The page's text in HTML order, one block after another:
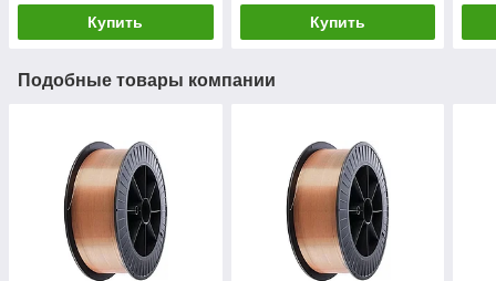
Купить Купить
Подобные товары компании